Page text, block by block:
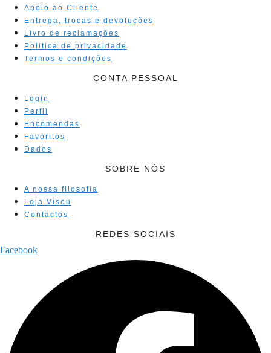
Apoio ao Cliente
Entrega, trocas e devoluções
Livro de reclamações
Politica de privacidade
Termos e condições
CONTA PESSOAL
Login
Perfil
Encomendas
Favoritos
Dados
SOBRE NÓS
A nossa filosofia
Loja Viseu
Contactos
REDES SOCIAIS
Facebook